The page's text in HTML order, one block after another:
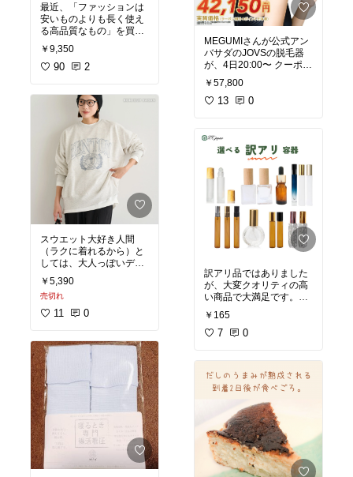
最近、「ファッションは
安いものよりも長く使え
る高品質なもの」を買う
購入しました。正直なと
ころ、高いTシャツを買
届いたら、豪華な箱に入
っていました。これは、
プレゼントで渡せば喜ば
れること間違いなしで
す。
ただ気になっていたの
は、サイズです。アイス
ブルーのカラーが欲しか
ったのですが、売り切れ
「見た感じ大きそうだか
ら大丈夫かな？」と購入
してみました。普段は大
きめサイズが好きなの
で、LかLLサイズを着て
います。
ただゆとりがなくて体に
フィットする感じだった
ので、やっぱり大きいサ
イズにした方がよかった
なと思いました。あと、
首回りがあまり伸びない
ので、頭が大きい私に
は、脱いだり着たりが少
し不便でしたね……。
口コミで「使い古してい
￥9,350
90 2
スウエット大好き人間
（ラクに着れるから）と
しては、大人っぽいデザ
ぎず薄すぎずで、1年通
して活躍しそう！4日20
時から30％クーポンが発
￥5,390
売切れ
11 0
#セール商品 #生活雑貨 #
MEGUMIさんが公式アン
バサダのJOVSの脱毛器
が、4日20:00〜 クーポン
で 7,600円OFF＋エント
リーでポイント30倍で
す。
はお得すぎる！私はすで
に違う脱毛器を買ってし
まったのですが、こちら
の購入も検討していま
#美容器具 #脱毛器 #MEG
UMI #楽天スーパーセー
￥57,800
13 0
訳アリ品ではありました
が、大変クオリティの高
い商品で大満足です。
また利用させていただき
ます！
￥165
7 0